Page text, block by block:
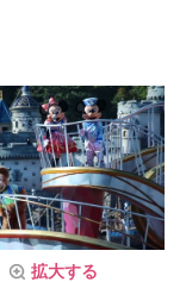
拡大する